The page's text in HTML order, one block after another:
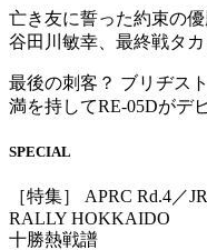
亡き友に誓った約束の優
谷田川敏幸、最終戦タ
最後の刺客？ ブリヂス
満を持してRE-05Dがデ
SPECIAL
［特集］ APRC Rd.4／
RALLY HOKKAIDO
十勝熱戦譜